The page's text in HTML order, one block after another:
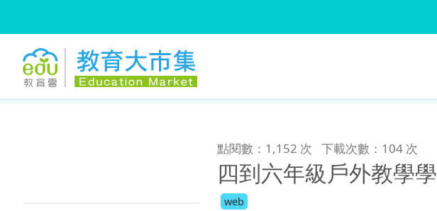
點閱數：1,152 次 下載次數：104 次
四到六年級戶外教學
web